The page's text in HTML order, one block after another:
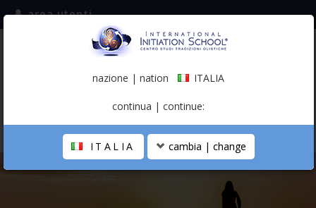
iscriviti alla mailing list
(italiano)
area utenti
LA SCUOLA
nazione | nation ITALIA
continua | continue:
ITALIA cambia | change